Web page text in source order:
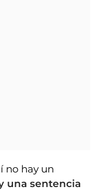
no hay un
una sentencia